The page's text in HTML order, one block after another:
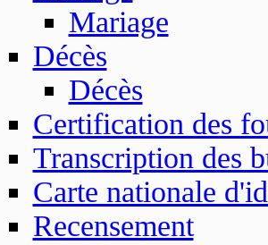
Mariage
Décès
Décès
Certification des
Transcription des
Carte nationale
Recensement